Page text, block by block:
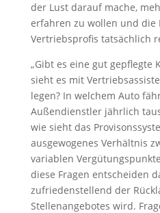
der Lust darauf mache,
erfahren zu wollen und die
Vertriebsprofis tatsächlich
„Gibt es eine gut gepflegte
sieht es mit
legen? In welchem Auto
Außendienstler jährlich
wie sieht das
ausgewogenes Verhältnis
variablen
diese Fragen entscheiden
zufriedenstellend der
Stellenangebotes wird.